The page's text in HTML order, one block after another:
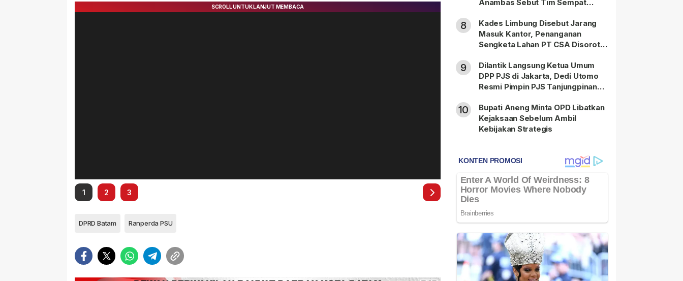
1 2 3
DPRD Batam Ranperda PSU
Anambas Sebut Tim Sempat
8
Kades Limbung Disebut Jarang
Masuk Kantor, Penanganan
Sengketa Lahan PT CSA Disorot
9
Dilantik Langsung Ketua Umum
DPP PJS di Jakarta, Dedi Utomo
Resmi Pimpin PJS Tanjungpinang-
10
Bupati Aneng Minta OPD Libatkan
Kejaksaan Sebelum Ambil
Kebijakan Strategis